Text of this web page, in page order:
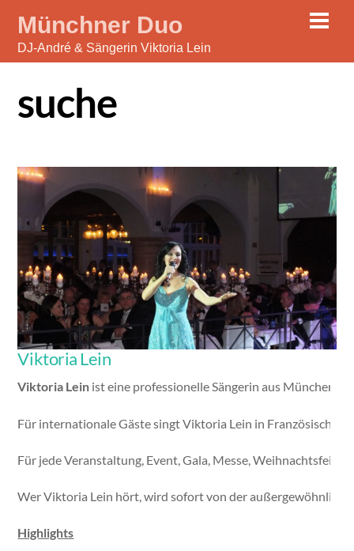
content
Münchner Duo
DJ-André & Sängerin Viktoria Lein
suche
Gallery
Viktoria Lein
Viktoria Lein ist eine professionelle Sängerin aus München.
Für internationale Gäste singt Viktoria Lein in Französisch,
Für jede Veranstaltung, Event, Gala, Messe,
Wer Viktoria Lein hört, wird sofort von der
Highlights